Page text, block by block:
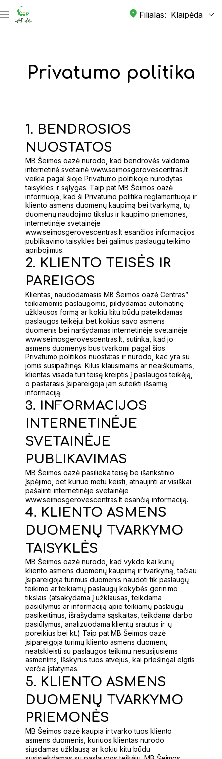
Filialas:
Privatumo politika
1. BENDROSIOS
NUOSTATOS
MB Šeimos oazė nurodo, kad bendrovės valdoma
internetinė svetainė www.seimosgerovescentras.lt
veikia pagal šioje Privatumo politikoje nurodytas
taisykles ir sąlygas. Taip pat MB Šeimos oazė
informuoja, kad ši Privatumo politika reglamentuoja ir
kliento asmens duomenų kaupimą bei tvarkymą, tų
duomenų naudojimo tikslus ir kaupimo priemones,
internetinėje svetainėje
www.seimosgerovescentras.lt esančios informacijos
publikavimo taisykles bei galimus paslaugų teikimo
apribojimus.
2. KLIENTO TEISĖS IR
PAREIGOS
Klientas, naudodamasis MB Šeimos oazė Centras”
teikiamomis paslaugomis, pildydamas automatinę
užklausos formą ar kokiu kitu būdu pateikdamas
paslaugos teikėjui bet kokius savo asmens
duomenis bei naršydamas internetinėje svetainėje
www.seimosgerovescentras.lt, sutinka, kad jo
asmens duomenys bus tvarkomi pagal šios
Privatumo politikos nuostatas ir nurodo, kad yra su
jomis susipažinęs. Kilus klausimams ar neaiškumams,
klientas visada turi teisę kreiptis į paslaugos teikėją,
o pastarasis įsipareigoja jam suteikti išsamią
informaciją.
3. INFORMACIJOS
INTERNETINĖJE
SVETAINĖJE
PUBLIKAVIMAS
MB Šeimos oazė pasilieka teisę be išankstinio
įspėjimo, bet kuriuo metu keisti, atnaujinti ar visiškai
pašalinti internetinėje svetainėje
www.seimosgerovescentras.lt esančią informaciją.
4. KLIENTO ASMENS
DUOMENŲ TVARKYMO
TAISYKLĖS
MB Šeimos oazė nurodo, kad vykdo kai kurių
kliento asmens duomenų kaupimą ir tvarkymą, tačiau
įsipareigoja turimus duomenis naudoti tik paslaugų
teikimo ar teikiamų paslaugų kokybės gerinimo
tikslais (atsakydama į užklausas, teikdama
pasiūlymus ar informaciją apie teikiamų paslaugų
pasikeitimus, išrašydama sąskaitas, teikdama darbo
pasiūlymus, analizuodama klientų srautus ir jų
poreikius bei kt.) Taip pat MB Šeimos oazė
įsipareigoja turimų kliento asmens duomenų
neatskleisti su paslaugos teikimu nesusijusiems
asmenims, išskyrus tuos atvejus, kai priešingai elgtis
verčia įstatymas.
5. KLIENTO ASMENS
DUOMENŲ TVARKYMO
PRIEMONĖS
MB Šeimos oazė kaupia ir tvarko tuos kliento
asmens duomenis, kuriuos klientas nurodo
siųsdamas užklausą ar kokiu kitu būdu